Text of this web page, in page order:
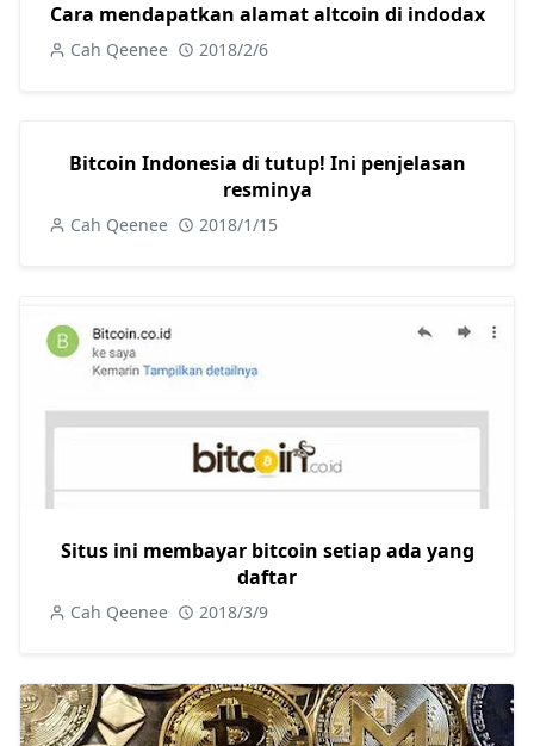
Cara mendapatkan alamat altcoin di indodax
Cah Qeenee 2018/2/6
Bitcoin Indonesia di tutup! Ini penjelasan
resminya
Cah Qeenee 2018/1/15
Situs ini membayar bitcoin setiap ada yang
daftar
Cah Qeenee 2018/3/9